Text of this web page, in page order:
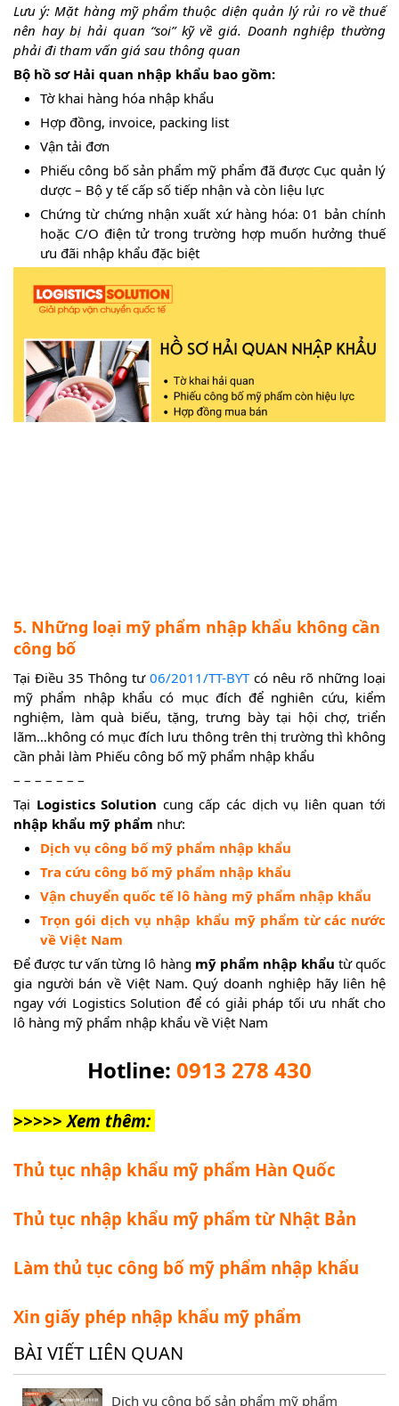
Lưu ý: Mặt hàng mỹ phẩm thuộc diện quản lý rủi ro về thuế
nên hay bị hải quan “soi” kỹ về giá. Doanh nghiệp thường
phải đi tham vấn giá sau thông quan
Bộ hồ sơ Hải quan nhập khẩu bao gồm:
Tờ khai hàng hóa nhập khẩu
Hợp đồng, invoice, packing list
Vận tải đơn
Phiếu công bố sản phẩm mỹ phẩm đã được Cục quản lý
dược – Bộ y tế cấp số tiếp nhận và còn liệu lực
Chứng từ chứng nhận xuất xứ hàng hóa: 01 bản chính
hoặc C/O điện tử trong trường hợp muốn hưởng thuế
ưu đãi nhập khẩu đặc biệt
5. Những loại mỹ phẩm nhập khẩu không cần
công bố
Tại Điều 35 Thông tư 06/2011/TT-BYTcó nêu rõ những loại
mỹ phẩm nhập khẩu có mục đích để nghiên cứu, kiểm
nghiệm, làm quà biếu, tặng, trưng bày tại hội chợ, triển
lãm…không có mục đích lưu thông trên thị trường thì không
cần phải làm Phiếu công bố mỹ phẩm nhập khẩu
– – – – – – –
Tại Logistics Solution cung cấp các dịch vụ liên quan tới
nhập khẩu mỹ phẩm như:
Dịch vụ công bố mỹ phẩm nhập khẩu
Tra cứu công bố mỹ phẩm nhập khẩu
Vận chuyển quốc tế lô hàng mỹ phẩm nhập khẩu
Trọn gói dịch vụ nhập khẩu mỹ phẩm từ các nước
về Việt Nam
Để được tư vấn từng lô hàng mỹ phẩm nhập khẩu từ quốc
gia người bán về Việt Nam. Quý doanh nghiệp hãy liên hệ
ngay với Logistics Solution để có giải pháp tối ưu nhất cho
lô hàng mỹ phẩm nhập khẩu về Việt Nam
Hotline: 0913 278 430
>>>>> Xem thêm:
Thủ tục nhập khẩu mỹ phẩm Hàn Quốc
Thủ tục nhập khẩu mỹ phẩm từ Nhật Bản
Làm thủ tục công bố mỹ phẩm nhập khẩu
Xin giấy phép nhập khẩu mỹ phẩm
BÀI VIẾT LIÊN QUAN
Dịch vụ công bố sản phẩm mỹ phẩm